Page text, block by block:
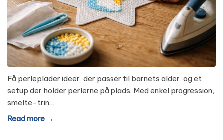
Få perleplader ideer, der passer til barnets alder, og et
setup der holder perlerne på plads. Med enkel progression,
smelte-trin…
Read more →